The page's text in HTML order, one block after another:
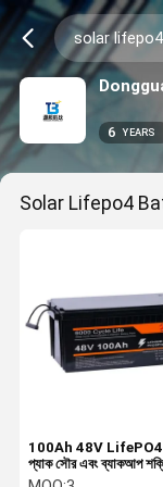
6 YEARS
Solar Lifepo4
100Ah 48V LifePO4
প্যাক সৌর এবং ব্যাকআপ
শক্তি সঞ্চয়